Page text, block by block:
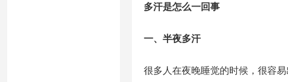
多汗是怎么一回事
一、半夜多汗
很多人在夜晚睡觉的时候，很容